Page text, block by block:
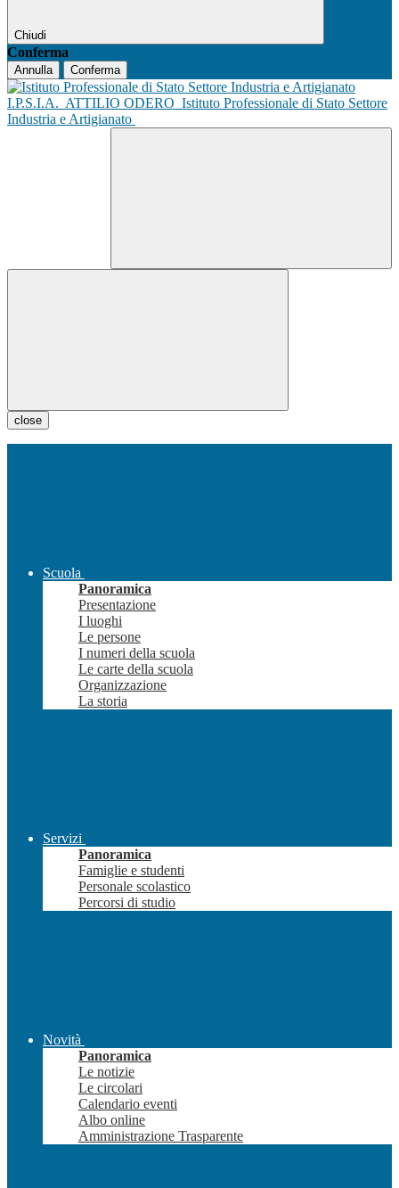
Chiudi
Conferma
Annulla Conferma
I.P.S.I.A. ATTILIO ODERO Istituto Professionale di Stato Settore
Industria e Artigianato
close
Scuola
Panoramica
Presentazione
I luoghi
Le persone
I numeri della scuola
Le carte della scuola
Organizzazione
La storia
Servizi
Panoramica
Famiglie e studenti
Personale scolastico
Percorsi di studio
Novità
Panoramica
Le notizie
Le circolari
Calendario eventi
Albo online
Amministrazione Trasparente